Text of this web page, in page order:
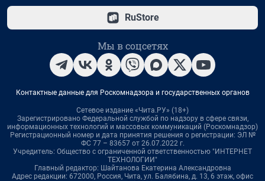
RuStore
Мы в соцсетях
Контактные данные для Роскомнадзора и государственных органов
Сетевое издание «Чита.РУ» (18+)
Зарегистрировано Федеральной службой по надзору в сфере связи,
информационных технологий и массовых коммуникаций (Роскомнадзор)
Регистрационный номер и дата принятия решения о регистрации: ЭЛ №
ФС 77 – 83657 от 26.07.2022 г.
Учредитель: Общество с ограниченной ответственностью "ИНТЕРНЕТ
ТЕХНОЛОГИИ"
Главный редактор: Шайтанова Екатерина Александровна
Адрес редакции: 672000, Россия, Чита, ул. Балябина, д. 13, 6 этаж, офис